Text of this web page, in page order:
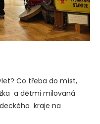
Co třeba do míst,
a dětmi milovaná
kraje na